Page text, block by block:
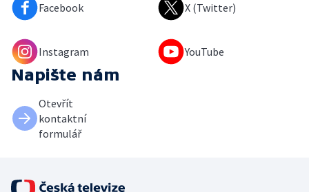
Facebook X (Twitter)
Instagram YouTube
Napište nám
Otevřít
kontaktní
formulář